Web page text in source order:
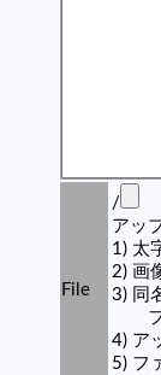
File
/
アッ
1) 太
2) 画
3) 同
フ
4) ア
5) フ